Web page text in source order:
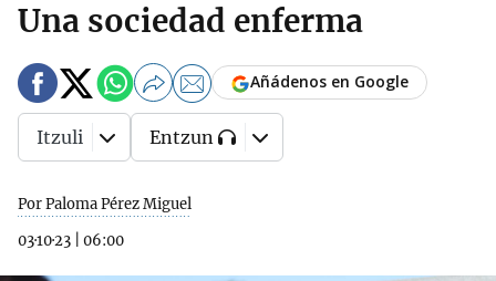
Una sociedad enferma
Por Paloma Pérez Miguel
03·10·23
06:00
Añádenos en Google
Itzuli Entzun